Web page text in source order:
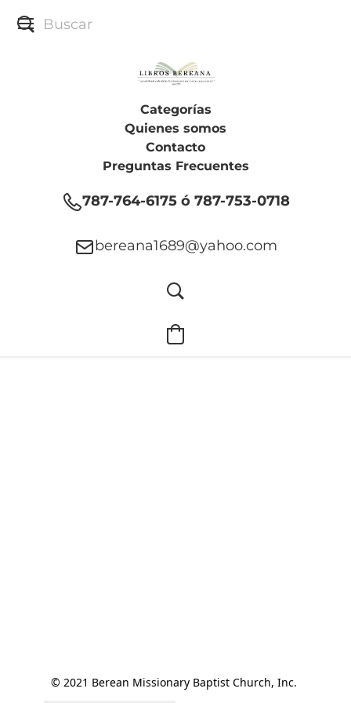
Categorías
Quienes somos
Contacto
Preguntas Frecuentes
787-764-6175 ó 787-753-0718
bereana1689@yahoo.com
© 2021 Berean Missionary Baptist Church, Inc.